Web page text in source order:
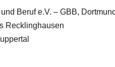
Beruf e.V. – GBB, Dortmund
Recklinghausen